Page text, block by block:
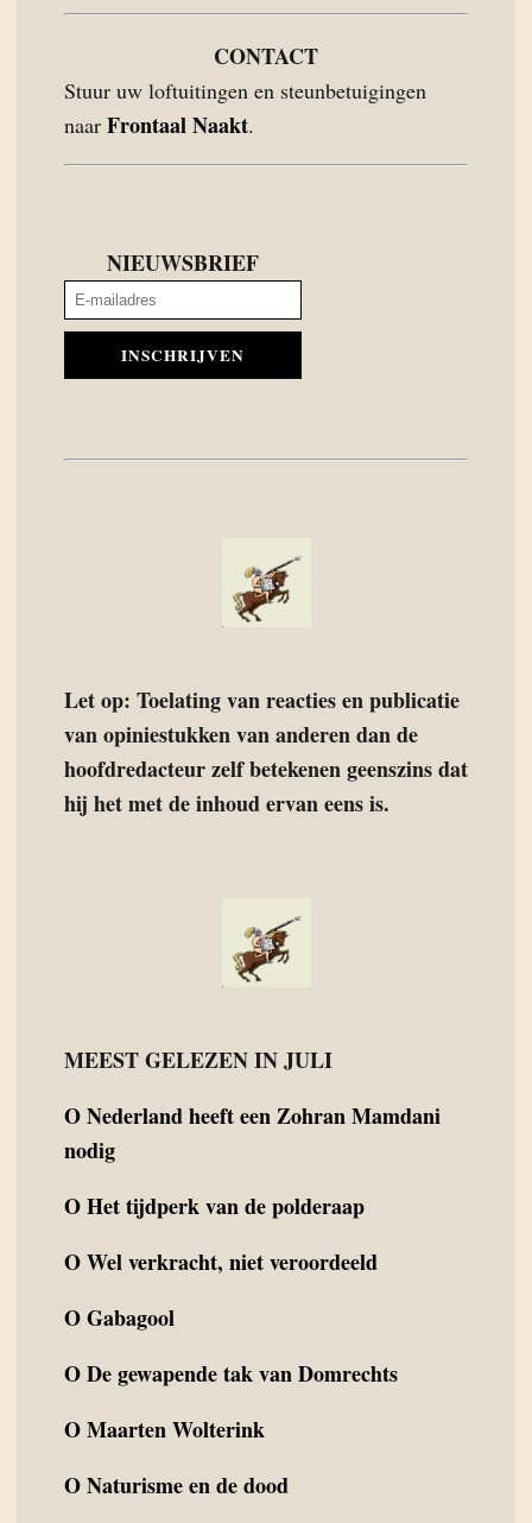
CONTACT
Stuur uw loftuitingen en steunbetuigingen
naar Frontaal Naakt.
NIEUWSBRIEF
INSCHRIJVEN
Let op: Toelating van reacties en publicatie
van opiniestukken van anderen dan de
hoofdredacteur zelf betekenen geenszins dat
hij het met de inhoud ervan eens is.
MEEST GELEZEN IN JULI
ONederland heeft een Zohran Mamdani
nodig
OHet tijdperk van de polderaap
OWel verkracht, niet veroordeeld
OGabagool
ODe gewapende tak van Domrechts
OMaarten Wolterink
ONaturisme en de dood